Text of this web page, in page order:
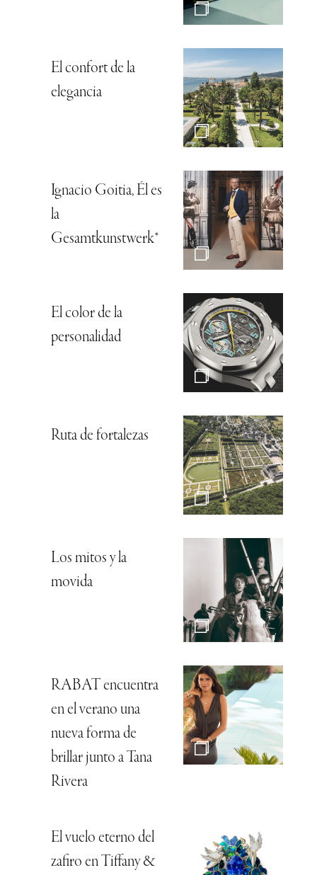
El confort de la
elegancia
Ignacio Goitia, Él es
la
Gesamtkunstwerk*
El color de la
personalidad
Ruta de fortalezas
Los mitos y la
movida
RABAT encuentra
en el verano una
nueva forma de
brillar junto a Tana
Rivera
El vuelo eterno del
zafiro en Tiffany &